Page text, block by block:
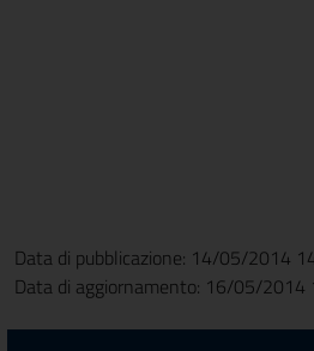
Data di pubblicazione: 14/05/2014
Data di aggiornamento: 16/05/2014